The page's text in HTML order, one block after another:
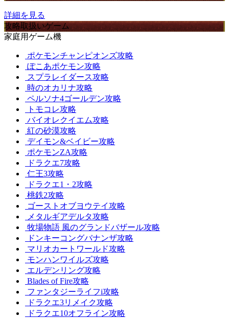
詳細を見る
攻略取扱いゲーム
家庭用ゲーム機
ポケモンチャンピオンズ攻略
ぽこあポケモン攻略
スプラレイダース攻略
時のオカリナ攻略
ペルソナ4ゴールデン攻略
トモコレ攻略
バイオレクイエム攻略
紅の砂漠攻略
デイモン&ベイビー攻略
ポケモンZA攻略
ドラクエ7攻略
仁王3攻略
ドラクエ1・2攻略
桃鉄2攻略
ゴーストオブヨウテイ攻略
メタルギアデルタ攻略
牧場物語 風のグランドバザール攻略
ドンキーコングバナンザ攻略
マリオカートワールド攻略
モンハンワイルズ攻略
エルデンリング攻略
Blades of Fire攻略
ファンタジーライフi攻略
ドラクエ3リメイク攻略
ドラクエ10オフライン攻略